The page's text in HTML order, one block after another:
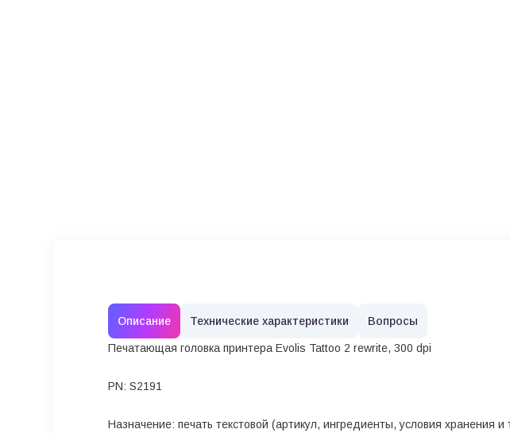
Описание Технические характеристики Вопросы
Печатающая головка принтера Evolis Tattoo 2 rewrite, 300 dpi
PN: S2191
Назначение: печать текстовой (артикул, ингредиенты, условия